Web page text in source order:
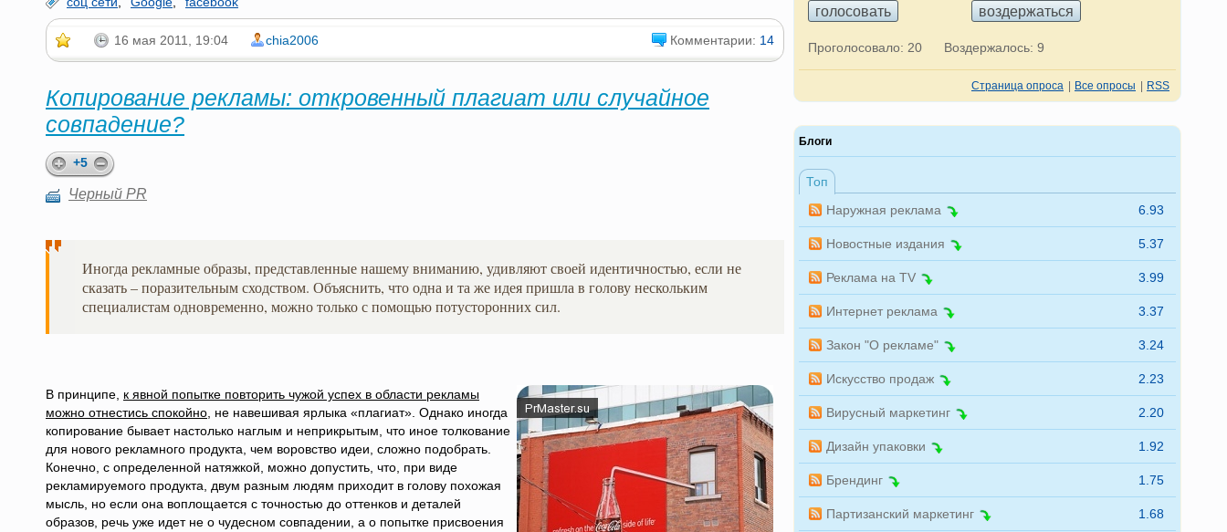
16 мая 2011, 19:04 chia2006 Комментарии: 14
Копирование рекламы: откровенный плагиат или случайное
совпадение?
+5
Черный PR
Иногда рекламные образы, представленные нашему вниманию, удивляют своей идентичностью, если не
сказать – поразительным сходством. Объяснить, что одна и та же идея пришла в голову нескольким
специалистам одновременно, можно только с помощью потусторонних сил.
В принципе, к явной попытке повторить чужой успех в области рекламы
можно отнестись спокойно , не навешивая ярлыка «плагиат». Однако иногда
копирование бывает настолько наглым и неприкрытым, что иное толкование
для нового рекламного продукта, чем воровство идеи, сложно подобрать.
Конечно, с определенной натяжкой, можно допустить, что, при виде
рекламируемого продукта, двум разным людям приходит в голову похожая
мысль, но если она воплощается с точностью до оттенков и деталей
образов, речь уже идет не о чудесном совпадении, а о попытке присвоения
Проголосовало: 20 Воздержалось: 9
Страница опроса Все опросы RSS
Блоги
Топ
Наружная реклама
6.93
Новостные издания 5.37
Реклама на TV 3.99
Интернет реклама 3.37
Закон "О рекламе" 3.24
Искусство продаж 2.23
Вирусный маркетинг 2.20
Дизайн упаковки 1.92
Брендинг 1.75
Партизанский маркетинг 1.68